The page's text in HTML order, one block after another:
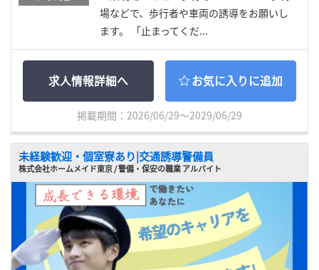
場などで、歩行者や車両の誘導をお願いし
ます。 「止まってくだ...
求人情報詳細へ お気に入りに追加
掲載期間：2026/06/29～2029/06/29
未経験歓迎・個室寮あり|交通誘導警備員
株式会社ホームメイド東京 / 警備・保安の職業 アルバイト